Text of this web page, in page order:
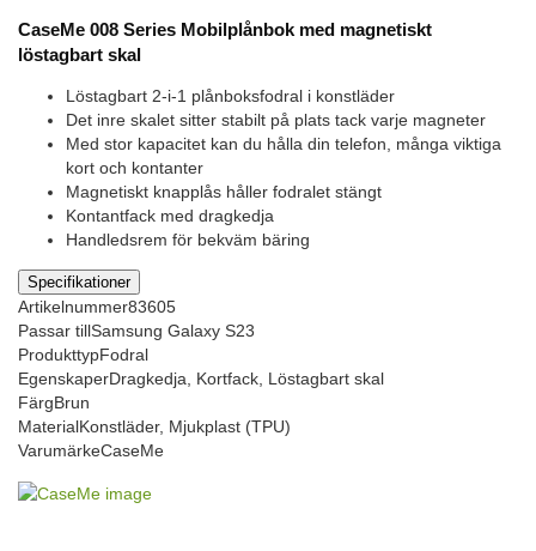
CaseMe 008 Series Mobilplånbok med magnetiskt
löstagbart skal
Löstagbart 2-i-1 plånboksfodral i konstläder
Det inre skalet sitter stabilt på plats tack varje magneter
Med stor kapacitet kan du hålla din telefon, många viktiga
kort och kontanter
Magnetiskt knapplås håller fodralet stängt
Kontantfack med dragkedja
Handledsrem för bekväm bäring
Specifikationer
Artikelnummer83605
Passar tillSamsung Galaxy S23
ProdukttypFodral
EgenskaperDragkedja, Kortfack, Löstagbart skal
FärgBrun
MaterialKonstläder, Mjukplast (TPU)
VarumärkeCaseMe